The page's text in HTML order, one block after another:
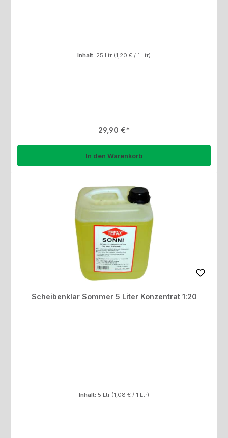
Inhalt: 25 Ltr (1,20 € / 1 Ltr)
Regulärer Preis:
29,90 €
In den Warenkorb
Scheibenklar Sommer 5 Liter Konzentrat 1:20
Inhalt: 5 Ltr (1,08 € / 1 Ltr)